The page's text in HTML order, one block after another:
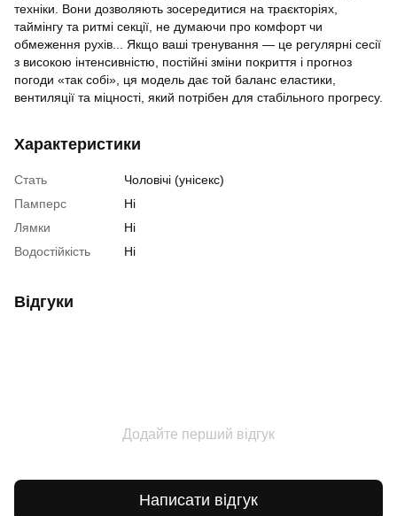
техніки. Вони дозволяють зосередитися на траєкторіях,
таймінгу та ритмі секції, не думаючи про комфорт чи
обмеження рухів... Якщо ваші тренування — це регулярні сесії
з високою інтенсивністю, постійні зміни покриття і прогноз
погоди «так собі», ця модель дає той баланс еластики,
вентиляції та міцності, який потрібен для стабільного прогресу.
Характеристики
Стать
Чоловічі (унісекс)
Памперс
Ні
Лямки
Ні
Водостійкість
Ні
Відгуки
Додайте перший відгук
Написати відгук